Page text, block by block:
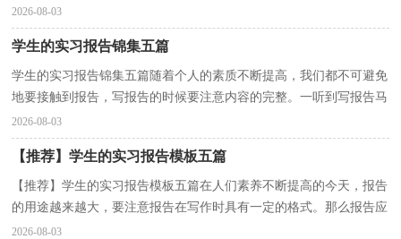
下面是小编精心整理的大学学生实习报告3篇，供大家参...
2026-08-03
学生的实习报告锦集五篇
学生的实习报告锦集五篇随着个人的素质不断提高，我们都不可避免
地要接触到报告，写报告的时候要注意内容的完整。一听到写报告马
上头昏脑涨？下面是小编为大家整理的学生的实习报...
2026-08-03
【推荐】学生的实习报告模板五篇
【推荐】学生的实习报告模板五篇在人们素养不断提高的今天，报告
的用途越来越大，要注意报告在写作时具有一定的格式。那么报告应
该怎么写才合适呢？下面是小编为大家整理的学生的...
2026-08-03